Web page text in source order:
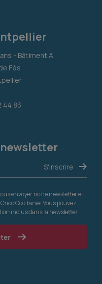
- Bâtiment A
Fès
44 83
envoyer notre newsletter et
Occitanie. Vous pouvez
inclus dans la newsletter.